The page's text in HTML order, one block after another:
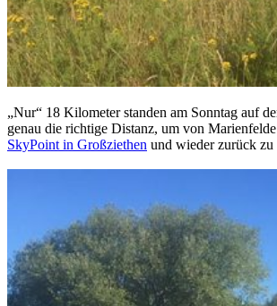
„Nur“ 18 Kilometer standen am Sonntag auf
genau die richtige Distanz, um von
SkyPoint in Großziethen und wieder zurück